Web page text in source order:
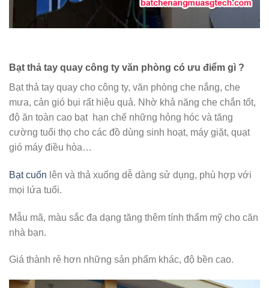
Bạt thả tay quay công ty văn phòng có ưu điểm gì ?
Bạt thả tay quay cho công ty, văn phòng che nắng, che
mưa, cản gió bụi rất hiệu quả. Nhờ khả năng che chắn tốt,
độ ăn toàn cao bạt hạn chế những hỏng hóc và tăng
cường tuổi thọ cho các đồ dùng sinh hoạt, máy giặt, quạt
gió máy điều hòa…
Bạt cuốn lên và thả xuống dễ dàng sử dụng, phù hợp với
mọi lứa tuổi.
Mẫu mã, màu sắc đa dạng tăng thêm tính thẩm mỹ cho căn
nhà bạn.
Giá thành rẻ hơn những sản phẩm khác, độ bền cao.